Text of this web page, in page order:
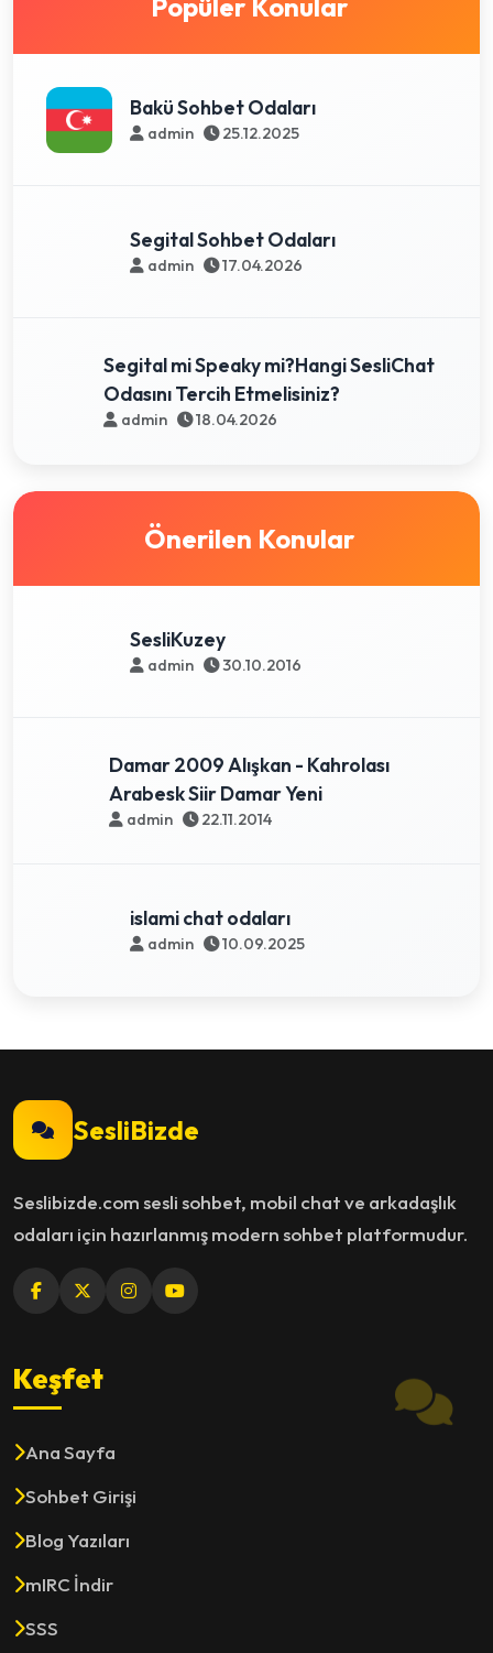
Bakü Sohbet Odaları
admin 25.12.2025
Segital Sohbet Odaları
admin 17.04.2026
Segital mi Speaky mi?Hangi SesliChat
Odasını Tercih Etmelisiniz?
admin 18.04.2026
Önerilen Konular
SesliKuzey
admin 30.10.2016
Damar 2009 Alışkan - Kahrolası
Arabesk Siir Damar Yeni
admin 22.11.2014
islami chat odaları
admin 10.09.2025
SesliBizde
Seslibizde.com sesli sohbet, mobil chat ve arkadaşlık
odaları için hazırlanmış modern sohbet platformudur.
Keşfet
Ana Sayfa
Sohbet Girişi
Blog Yazıları
mIRC İndir
SSS